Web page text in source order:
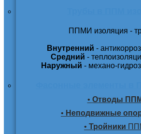
ППМИ изоляция -
Внутренний -
Средний -
Наружный - механо-
• Отводы
• Неподвижные
• Тройники